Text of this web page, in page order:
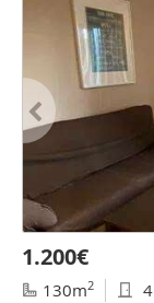
1.200€
130m2